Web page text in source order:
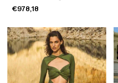
€978,18